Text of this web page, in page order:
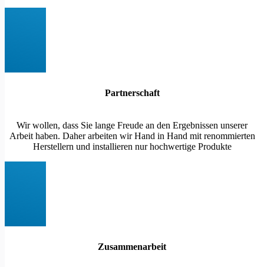
Partnerschaft
Wir wollen, dass Sie lange Freude an den Ergebnissen unserer
Arbeit haben. Daher arbeiten wir Hand in Hand mit renommierten
Herstellern und installieren nur hochwertige Produkte
Zusammenarbeit